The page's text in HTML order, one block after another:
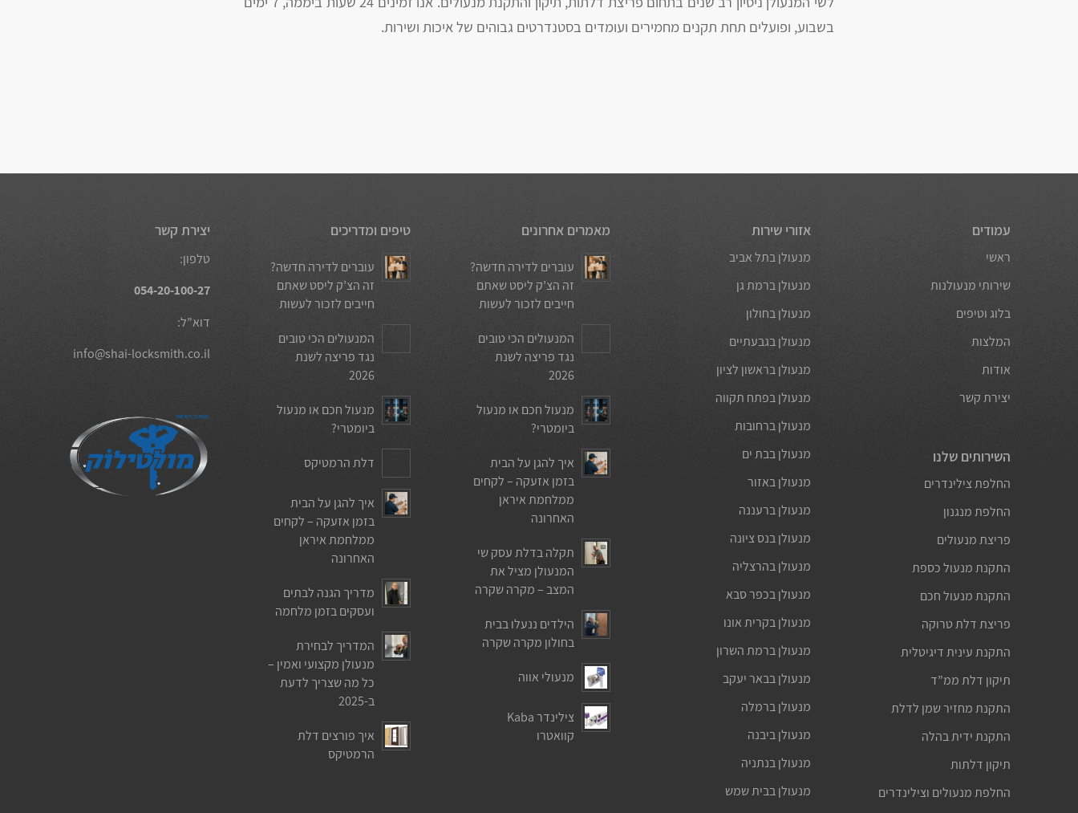
בשבוע, ופועלים תחת תקנים מחמירים ועומדים בסטנדרטים גבוהים של איכות ושירות.
יצירת קשר
טלפון:
054-20-100-27
דוא”ל:
info@shai-locksmith.co.il
טיפים ומדריכים
עוברים לדירה חדשה?
זה הצ’ק ליסט שאתם
חייבים לזכור לעשות
המנעולים הכי טובים
נגד פריצה לשנת
2026
מנעול חכם או מנעול
ביומטרי?
דלת הרמטיקס
איך להגן על הבית
בזמן אזעקה – לקחים
ממלחמת איראן
האחרונה
מדריך הגנה לבתים
ועסקים בזמן מלחמה
המדריך לבחירת
מנעולן מקצועי ואמין –
כל מה שצריך לדעת
ב-2025
איך פורצים דלת
הרמטיקס
מאמרים אחרונים
עוברים לדירה חדשה?
זה הצ’ק ליסט שאתם
חייבים לזכור לעשות
המנעולים הכי טובים
נגד פריצה לשנת
2026
מנעול חכם או מנעול
ביומטרי?
איך להגן על הבית
בזמן אזעקה – לקחים
ממלחמת איראן
האחרונה
תקלה בדלת עסק שי
המנעולן מציל את
המצב – מקרה שקרה
הילדים ננעלו בבית
בחולון מקרה שקרה
מנעולי אווה
צילינדר Kaba
קוואטרו
אזורי שירות
מנעולן בתל אביב
מנעולן ברמת גן
מנעולן בחולון
מנעולן בגבעתיים
מנעולן בראשון לציון
מנעולן בפתח תקווה
מנעולן ברחובות
מנעולן בבת ים
מנעולן באזור
מנעולן ברעננה
מנעולן בנס ציונה
מנעולן בהרצליה
מנעולן בכפר סבא
מנעולן בקרית אונו
מנעולן ברמת השרון
מנעולן בבאר יעקב
מנעולן ברמלה
מנעולן ביבנה
מנעולן בנתניה
מנעולן בבית שמש
עמודים
ראשי
שירותי מנעולנות
בלוג וטיפים
המלצות
אודות
יצירת קשר
השירותים שלנו
החלפת צילינדרים
החלפת מנגנון
פריצת מנעולים
התקנת מנעול כספת
התקנת מנעול חכם
פריצת דלת טרוקה
התקנת עינית דיגיטלית
תיקון דלת ממ”ד
התקנת מחזיר שמן לדלת
התקנת ידית בהלה
תיקון דלתות
החלפת מנעולים וצילינדרים